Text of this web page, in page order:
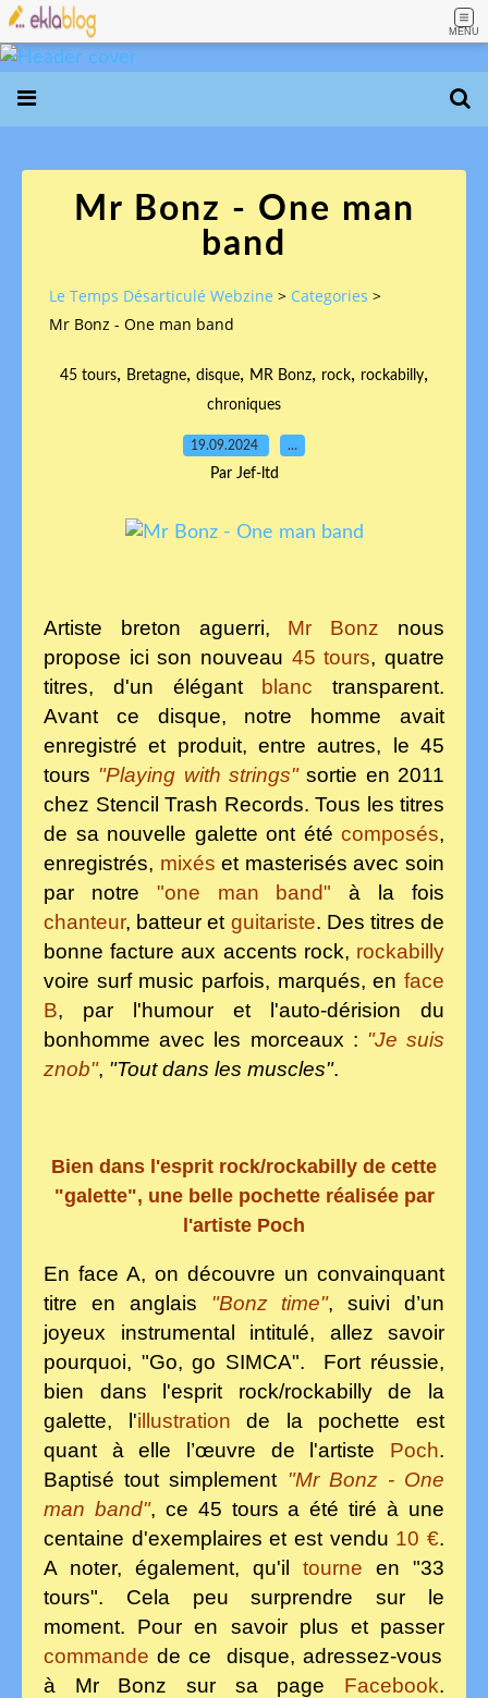
MENU
Mr Bonz - One man
band
Le Temps Désarticulé Webzine > Categories >
Mr Bonz - One man band
45 tours, Bretagne, disque, MR Bonz, rock, rockabilly,
chroniques
19.09.2024 …
Par Jef-ltd
Artiste breton aguerri, Mr Bonz nous
propose ici son nouveau 45 tours, quatre
titres, d'un élégantblanc transparent.
Avant ce disque, notre homme avait
enregistré et produit, entre autres, le 45
tours "Playing with strings" sortie en 2011
chez Stencil Trash Records. Tous les titres
de sa nouvelle galette ont été composés,
enregistrés, mixés et masterisés avec soin
par notre "one man band" à la fois
chanteur, batteur et guitariste. Des titres de
bonne facture aux accents rock, rockabilly
voire surf music parfois, marqués, en face
B, par l'humour et l'auto-dérision du
bonhomme avec les morceaux : "Je suis
znob", "Tout dans les muscles".
Bien dans l'esprit rock/rockabilly de cette
"galette", une belle pochette réalisée par
l'artiste Poch
En face A, on découvre un convainquant
titre en anglais "Bonz time", suivi d’un
joyeux instrumental intitulé, allez savoir
pourquoi, "Go, go SIMCA". Fort réussie,
bien dans l'esprit rock/rockabilly de la
galette, l'illustration de la pochette est
quant à elle l’œuvre de l'artiste Poch.
Baptisé tout simplement "Mr Bonz - One
man band", ce 45 tours a été tiré à une
centaine d'exemplaires et est vendu 10 €.
A noter, également, qu'il tourne en "33
tours". Cela peu surprendre sur le
moment. Pour en savoir plus et passer
commande de ce disque, adressez-vous
à Mr Bonz sur sa page Facebook.